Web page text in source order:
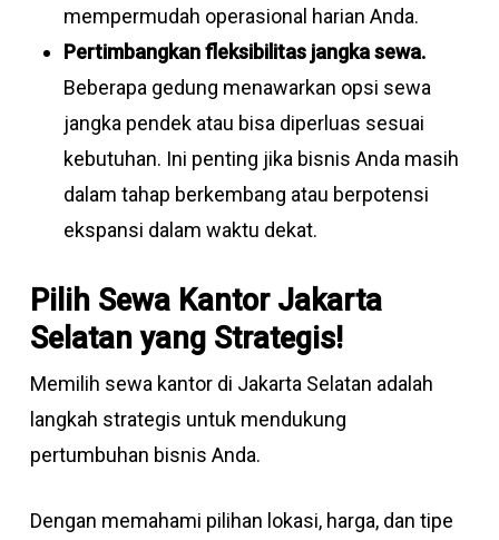
mempermudah operasional harian Anda.
Pertimbangkan fleksibilitas jangka sewa.
Beberapa gedung menawarkan opsi sewa
jangka pendek atau bisa diperluas sesuai
kebutuhan. Ini penting jika bisnis Anda masih
dalam tahap berkembang atau berpotensi
ekspansi dalam waktu dekat.
Pilih Sewa Kantor Jakarta
Selatan yang Strategis!
Memilih sewa kantor di Jakarta Selatan adalah
langkah strategis untuk mendukung
pertumbuhan bisnis Anda.
Dengan memahami pilihan lokasi, harga, dan tipe